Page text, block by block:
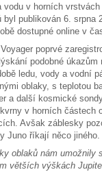
v horních
publikován 6.
dostupné online v
poprvé
podobné
ledu, vody a vodní
oblaky, s teplotou
a další kosmické
v horních částech
Avšak záblesky
Juno říkají něco jiného.
oblaků nám
větších výškách